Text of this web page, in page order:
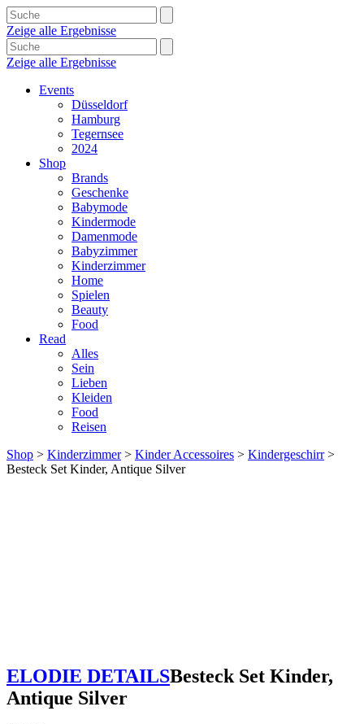
Zeige alle Ergebnisse
Zeige alle Ergebnisse
Events
Düsseldorf
Hamburg
Tegernsee
2024
Shop
Brands
Geschenke
Babymode
Kindermode
Damenmode
Babyzimmer
Kinderzimmer
Home
Spielen
Beauty
Food
Read
Alles
Sein
Lieben
Kleiden
Food
Reisen
Shop > Kinderzimmer> Kinder Accessoires > Kindergeschirr>
Besteck Set Kinder, Antique Silver
ELODIE DETAILSBesteck Set Kinder,
Antique Silver